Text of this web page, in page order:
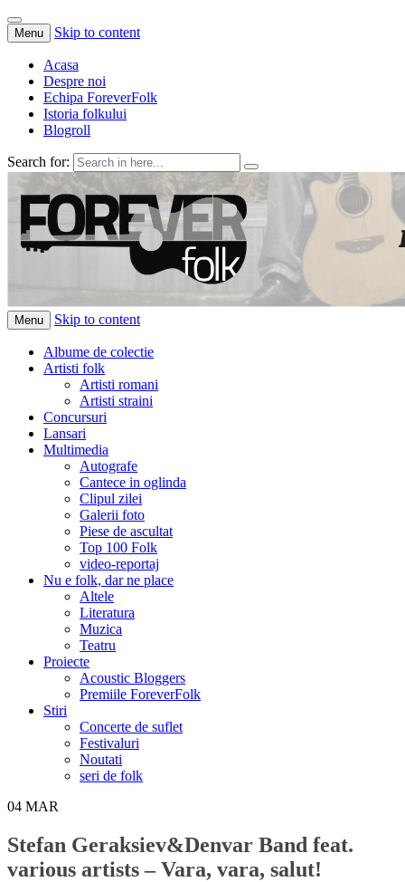
Menu Skip to content
Acasa
Despre noi
Echipa ForeverFolk
Istoria folkului
Blogroll
Search for:
ForeverFolk
Muzica sufletului tau
Menu Skip to content
Albume de colectie
Artisti folk
Artisti romani
Artisti straini
Concursuri
Lansari
Multimedia
Autografe
Cantece in oglinda
Clipul zilei
Galerii foto
Piese de ascultat
Top 100 Folk
video-reportaj
Nu e folk, dar ne place
Altele
Literatura
Muzica
Teatru
Proiecte
Acoustic Bloggers
Premiile ForeverFolk
Stiri
Concerte de suflet
Festivaluri
Noutati
seri de folk
04 MAR
Stefan Geraksiev&Denvar Band feat.
various artists – Vara, vara, salut!